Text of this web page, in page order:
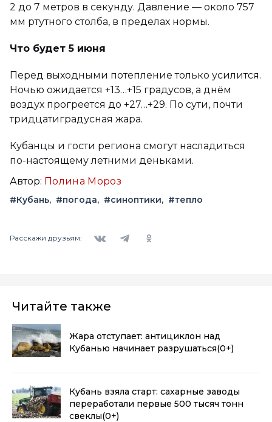
2 до 7 метров в секунду. Давление — около 757
мм ртутного столба, в пределах нормы.
Что будет 5 июня
Перед выходными потепление только усилится.
Ночью ожидается +13…+15 градусов, а днём
воздух прогреется до +27…+29. По сути, почти
тридцатиградусная жара.
Кубанцы и гости региона смогут насладиться
по-настоящему летними деньками.
Автор: Полина Мороз
#Кубань #погода #синоптики #тепло
Расскажи друзьям:
Читайте также
Жара отступает: антициклон над
Кубанью начинает разрушаться(0+)
Кубань взяла старт: сахарные заводы
переработали первые 500 тысяч тонн
свеклы(0+)